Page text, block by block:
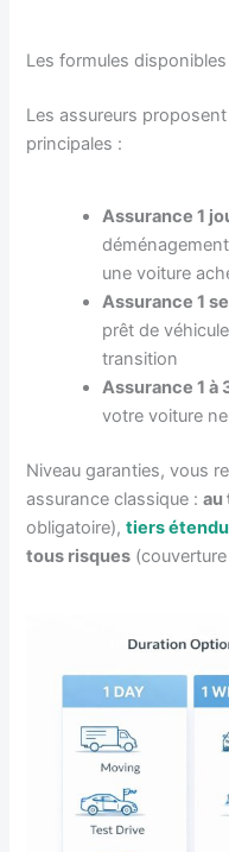
Les formules
Les assureurs
principales :
Assurance 1
une voiture
Assurance 1
prêt de
transition
Assurance 1 à
votre voiture
Niveau garanties, vous
assurance classique :au
obligatoire),tiers étendu
tous risques